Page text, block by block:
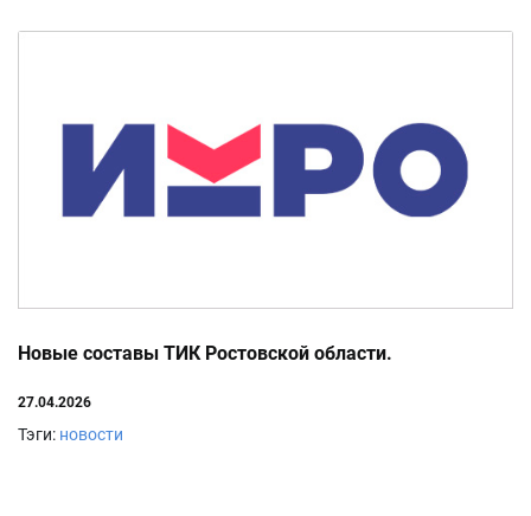
Новые составы ТИК Ростовской области.
27.04.2026
Тэги: новости